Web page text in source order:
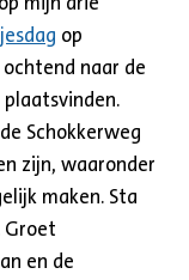
op
ochtend naar de
Schokkerweg
zijn, waaronder
maken. Sta
Groet
en de